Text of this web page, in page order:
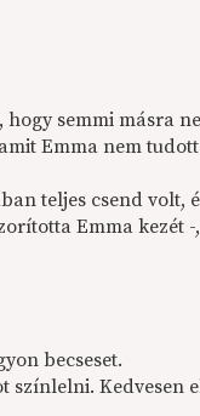
semmi másra
Emma nem
teljes csend volt,
Emma kezét
becseset.
színlelni. Kedvesen